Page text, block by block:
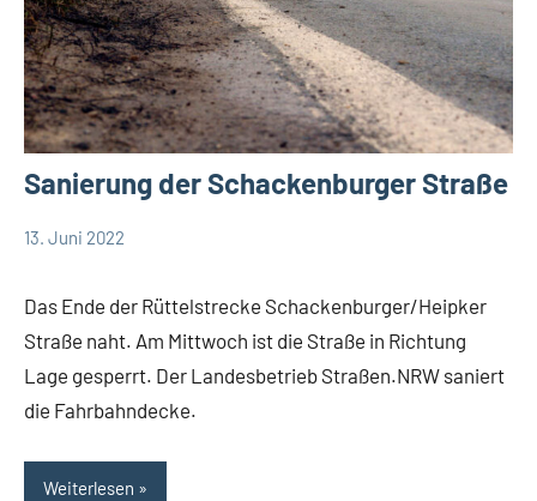
Sanierung der Schackenburger Straße
13. Juni 2022
Das Ende der Rüttelstrecke Schackenburger/Heipker
Straße naht. Am Mittwoch ist die Straße in Richtung
Lage gesperrt. Der Landesbetrieb Straßen.NRW saniert
die Fahrbahndecke.
Weiterlesen